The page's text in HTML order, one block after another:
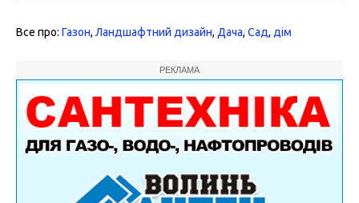
Все про: Газон, Ландшафтний дизайн, Дача, Сад, дім
РЕКЛАМА